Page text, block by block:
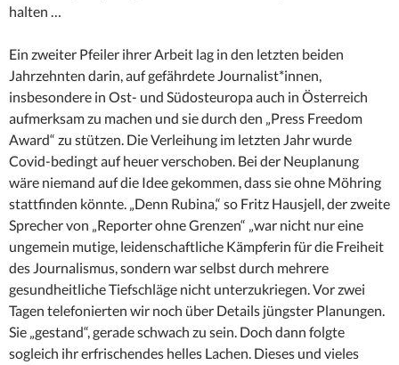
halten …
Ein zweiter Pfeiler ihrer Arbeit lag in den letzten beiden
Jahrzehnten darin, auf gefährdete Journalist*innen,
insbesondere in Ost- und Südosteuropa auch in Österreich
aufmerksam zu machen und sie durch den „Press Freedom
Award“ zu stützen. Die Verleihung im letzten Jahr wurde
Covid-bedingt auf heuer verschoben. Bei der Neuplanung
wäre niemand auf die Idee gekommen, dass sie ohne Möhring
stattfinden könnte. „Denn Rubina,“ so Fritz Hausjell, der zweite
Sprecher von „Reporter ohne Grenzen“ „war nicht nur eine
ungemein mutige, leidenschaftliche Kämpferin für die Freiheit
des Journalismus, sondern war selbst durch mehrere
gesundheitliche Tiefschläge nicht unterzukriegen. Vor zwei
Tagen telefonierten wir noch über Details jüngster Planungen.
Sie „gestand“, gerade schwach zu sein. Doch dann folgte
sogleich ihr erfrischendes helles Lachen. Dieses und vieles